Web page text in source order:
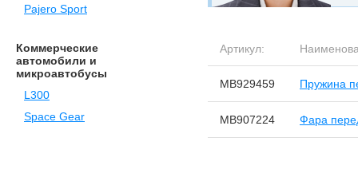
Pajero Sport
Коммерческие
автомобили и
микроавтобусы
L300
Space Gear
Артикул:
MB929459 Пружина
MB907224 Фара